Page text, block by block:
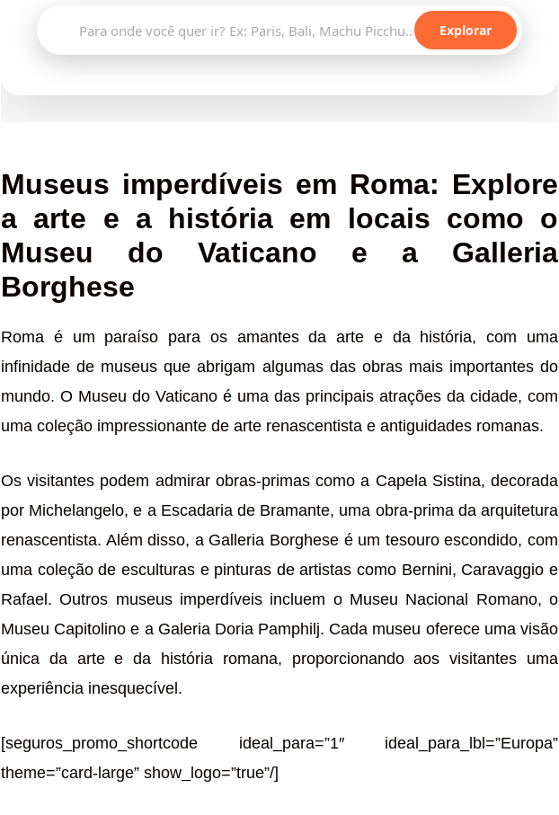
Explorar
Museus imperdíveis em Roma: Explore
a arte e a história em locais como o
Museu do Vaticano e a Galleria
Borghese
Roma é um paraíso para os amantes da arte e da história, com uma
infinidade de museus que abrigam algumas das obras mais importantes do
mundo. O Museu do Vaticano é uma das principais atrações da cidade, com
uma coleção impressionante de arte renascentista e antiguidades romanas.
Os visitantes podem admirar obras-primas como a Capela Sistina, decorada
por Michelangelo, e a Escadaria de Bramante, uma obra-prima da arquitetura
renascentista. Além disso, a Galleria Borghese é um tesouro escondido, com
uma coleção de esculturas e pinturas de artistas como Bernini, Caravaggio e
Rafael. Outros museus imperdíveis incluem o Museu Nacional Romano, o
Museu Capitolino e a Galeria Doria Pamphilj. Cada museu oferece uma visão
única da arte e da história romana, proporcionando aos visitantes uma
experiência inesquecível.
[seguros_promo_shortcode ideal_para=”1″ ideal_para_lbl=”Europa”
theme=”card-large” show_logo=”true”/]